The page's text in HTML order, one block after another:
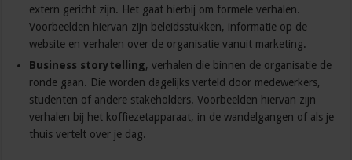
extern gericht zijn. Het gaat hierbij om formele verhalen.
Voorbeelden hiervan zijn beleidsstukken, informatie op de
website en verhalen over de organisatie vanuit marketing.
Business storytelling, verhalen die binnen de organisatie de
ronde gaan. Die worden dagelijks verteld door medewerkers,
studenten of andere stakeholders. Voorbeelden hiervan zijn
verhalen bij het koffiezetapparaat, in de wandelgangen of als je
thuis vertelt over je dag.